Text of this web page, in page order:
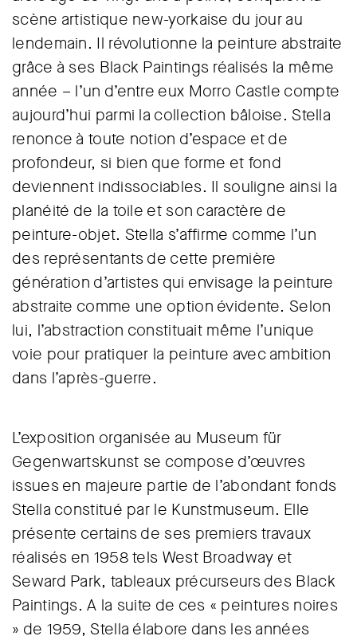
scène artistique new-yorkaise du jour au
lendemain. Il révolutionne la peinture abstraite
grâce à ses Black Paintings réalisés la même
année – l’un d’entre eux Morro Castle compte
aujourd’hui parmi la collection bâloise. Stella
renonce à toute notion d’espace et de
profondeur, si bien que forme et fond
deviennent indissociables. Il souligne ainsi la
planéité de la toile et son caractère de
peinture-objet. Stella s’affirme comme l’un
des représentants de cette première
génération d’artistes qui envisage la peinture
abstraite comme une option évidente. Selon
lui, l’abstraction constituait même l’unique
voie pour pratiquer la peinture avec ambition
dans l’après-guerre.
L’exposition organisée au Museum für
Gegenwartskunst se compose d’œuvres
issues en majeure partie de l’abondant fonds
Stella constitué par le Kunstmuseum. Elle
présente certains de ses premiers travaux
réalisés en 1958 tels West Broadway et
Seward Park, tableaux précurseurs des Black
Paintings. A la suite de ces « peintures noires
» de 1959, Stella élabore dans les années